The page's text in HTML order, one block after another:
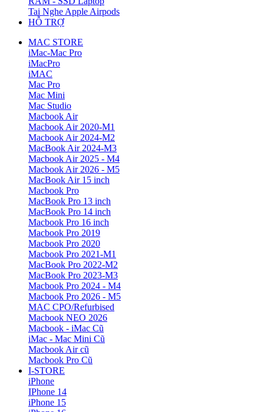
Tai Nghe Apple Airpods
HỖ TRỢ
MAC STORE
iMac-Mac Pro
iMacPro
iMAC
Mac Pro
Mac Mini
Mac Studio
Macbook Air
Macbook Air 2020-M1
Macbook Air 2024-M2
MacBook Air 2024-M3
Macbook Air 2025 - M4
Macbook Air 2026 - M5
MacBook Air 15 inch
Macbook Pro
MacBook Pro 13 inch
MacBook Pro 14 inch
Macbook Pro 16 inch
Macbook Pro 2019
Macbook Pro 2020
Macbook Pro 2021-M1
MacBook Pro 2022-M2
MacBook Pro 2023-M3
Macbook Pro 2024 - M4
Macbook Pro 2026 - M5
MAC CPO/Refurbised
Macbook NEO 2026
Macbook - iMac Cũ
iMac - Mac Mini Cũ
Macbook Air cũ
Macbook Pro Cũ
I-STORE
iPhone
IPhone 14
iPhone 15